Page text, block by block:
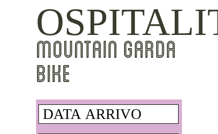
MOUNTAIN GARDA
BIKE